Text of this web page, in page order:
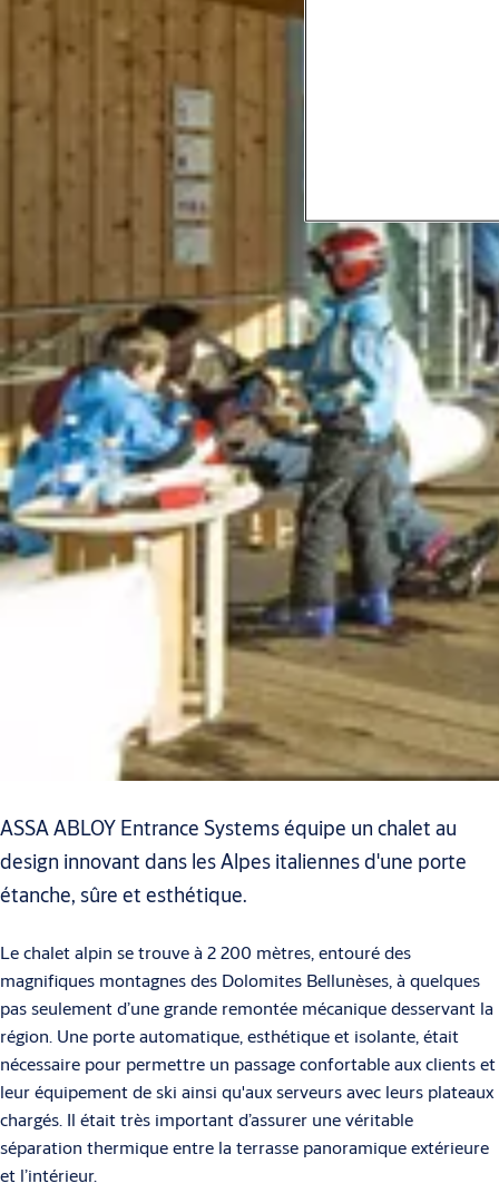
ASSA ABLOY Entrance Systems équipe un chalet au
design innovant dans les Alpes italiennes d'une porte
étanche, sûre et esthétique.
Le chalet alpin se trouve à 2 200 mètres, entouré des
magnifiques montagnes des Dolomites Bellunèses, à quelques
pas seulement d’une grande remontée mécanique desservant la
région. Une porte automatique, esthétique et isolante, était
nécessaire pour permettre un passage confortable aux clients et
leur équipement de ski ainsi qu'aux serveurs avec leurs plateaux
chargés. Il était très important d’assurer une véritable
séparation thermique entre la terrasse panoramique extérieure
et l’intérieur.